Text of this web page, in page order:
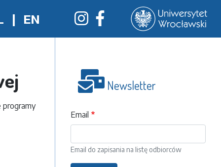
| EN
programy
Newsletter
Email
Email do zapisania na listę odbiorców